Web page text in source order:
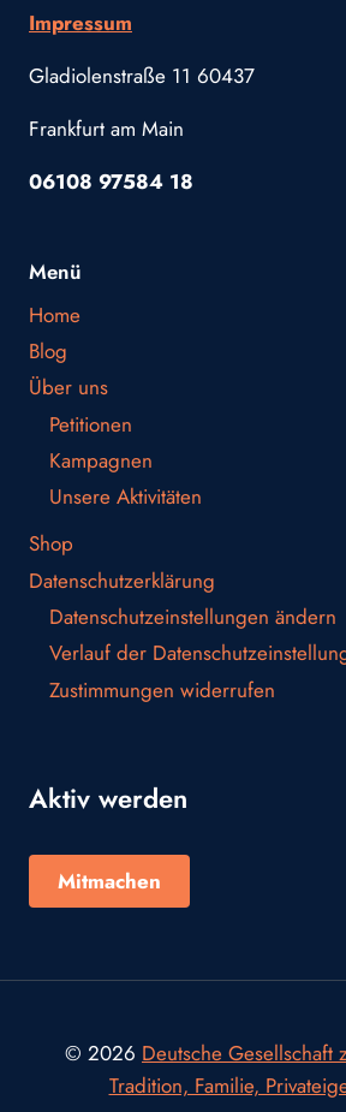
Impressum
Gladiolenstraße 11 60437
Frankfurt am Main
06108 97584 18
Menü
Home
Blog
Über uns
Petitionen
Kampagnen
Unsere Aktivitäten
Shop
Datenschutzerklärung
Datenschutzeinstellungen ändern
Verlauf der
Zustimmungen widerrufen
Aktiv werden
Mitmachen
© 2026 Deutsche Gesellschaft
Tradition, Familie,